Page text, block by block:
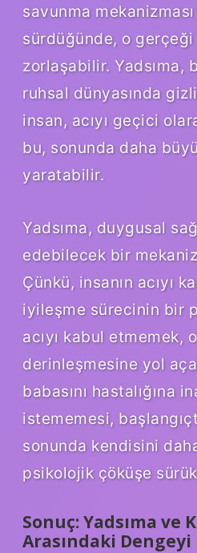
savunma
sürdüğünde, o
zorlaşabilir. Yadsıma,
ruhsal dünyasında
insan, acıyı geçici
bu, sonunda daha
yaratabilir.
Yadsıma, duygusal
edebilecek bir
Çünkü, insanın acıyı
iyileşme sürecinin bir
acıyı kabul etmemek,
derinleşmesine yol
babasını hastalığına
istememesi,
sonunda kendisini
psikolojik çöküşe
Sonuç: Yadsıma ve
Arasındaki